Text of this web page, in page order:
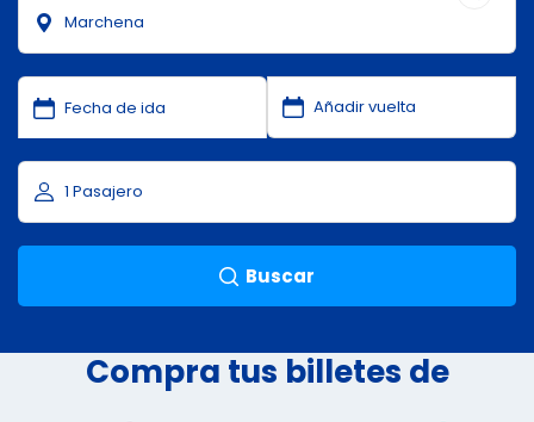
Buscar
Compra tus billetes de